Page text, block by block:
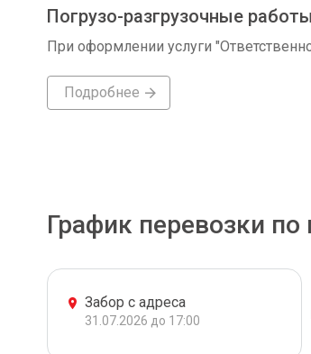
Погрузо-разгрузочные
При оформлении услуги
Подробнее
График перевозки
Забор с адреса
31.07.2026 до 17:00